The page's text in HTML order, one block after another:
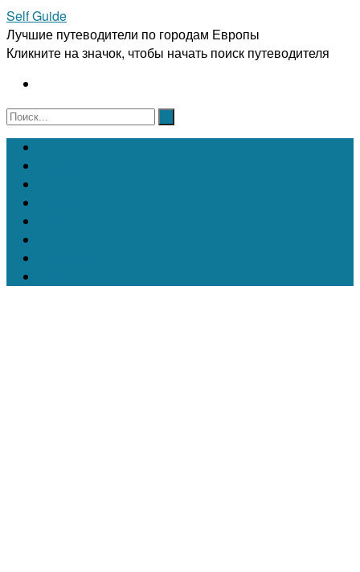
Self Guide
Лучшие путеводители по городам Европы
Кликните на значок, чтобы начать поиск путеводителя